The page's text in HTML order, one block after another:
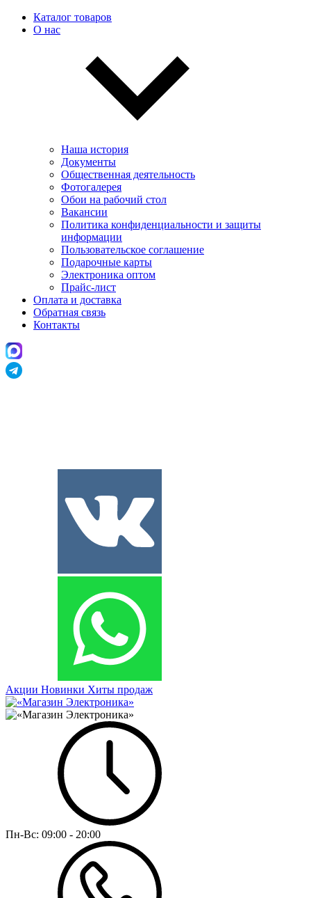
Каталог товаров
О нас
Наша история
Документы
Общественная деятельность
Фотогалерея
Обои на рабочий стол
Вакансии
Политика конфиденциальности и защиты
информации
Пользовательскоe соглашение
Подарочные карты
Электроника оптом
Прайс-лист
Оплата и доставка
Обратная связь
Контакты
Акции Новинки Хиты продаж
Пн-Вс: 09:00 - 20:00